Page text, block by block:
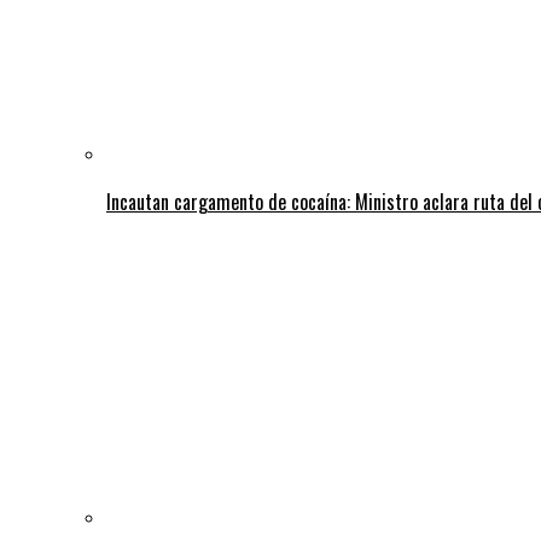
Incautan cargamento de cocaína: Ministro aclara ruta del